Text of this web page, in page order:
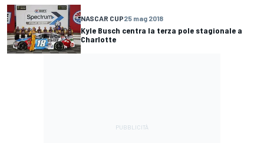
NASCAR CUP25 mag 2018
Kyle Busch centra la terza pole stagionale a
Charlotte